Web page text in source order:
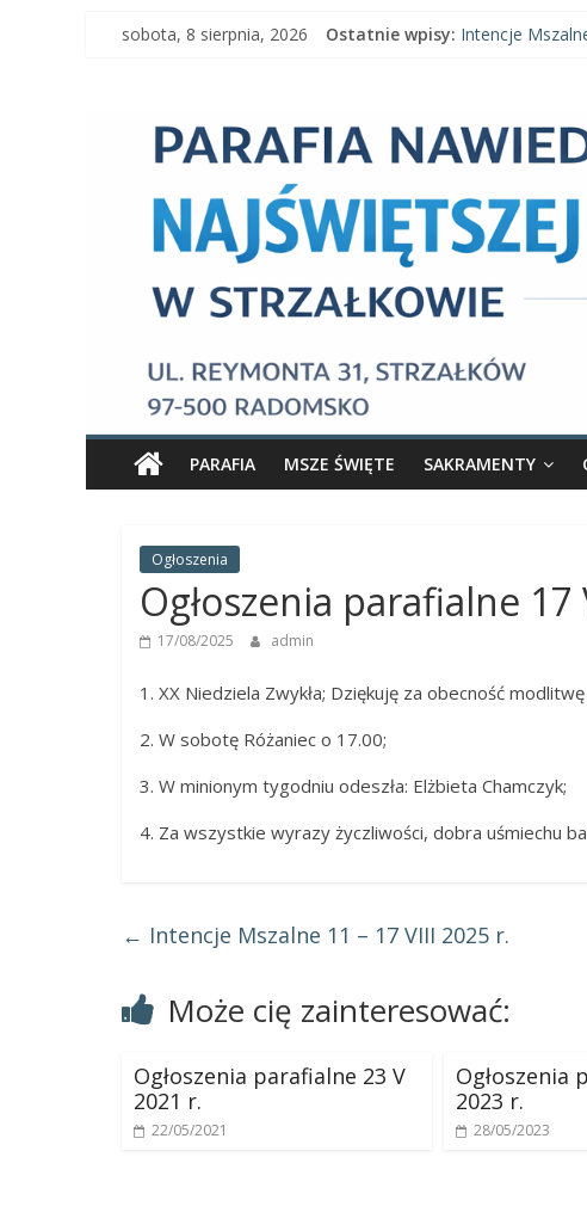
sobota, 8 sierpnia, 2026 Ostatnie wpisy: Ogłoszenia
Intencje
Parafia
Nawiedzenia
Najświętszej
Maryi
Panny
Parafia
Nawiedzenia
Najświętszej
Strzałkowie
PARAFIA MSZE ŚWIĘTE SAKRAMENTY
Ogłoszenia
Ogłoszenia parafialne 17
17/08/2025 admin
1. XX Niedziela Zwykła; Dziękuję za obecność
2. W sobotę Różaniec o 17.00;
3. W minionym tygodniu odeszła: Elżbieta Chamczyk;
4. Za wszystkie wyrazy życzliwości, dobra uśmiechu
← Intencje Mszalne 11 – 17 VIII 2025 r.
Może cię zainteresować:
Ogłoszenia parafialne 23 V
2021 r.
22/05/2021
Ogłoszenia
2023 r.
28/05/2023